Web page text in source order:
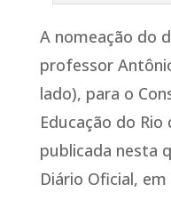
A nomeação do
professor
lado), para o
Educação do Rio
publicada nesta
Diário Oficial,